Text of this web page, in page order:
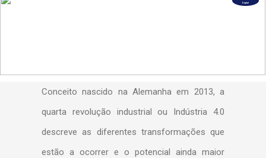
Digital
Conceito nascido na Alemanha em 2013, a
quarta revolução industrial ou Indústria 4.0
descreve as diferentes transformações que
estão a ocorrer e o potencial ainda maior